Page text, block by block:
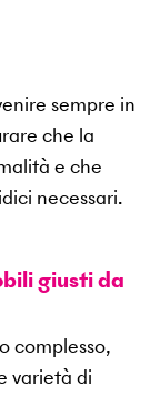
sempre in
che la
e che
necessari.
giusti da
complesso,
varietà di